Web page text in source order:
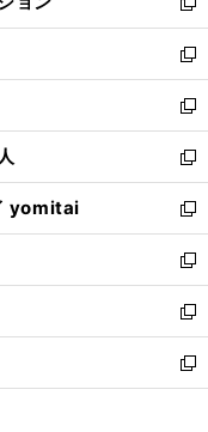
開
く
ウ
で
開
く
ィ
ン
ド
ウ
で
開
く
新
し
い
ウ
ィ
ン
ド
ウ
で
開
く
新
し
い
ウ
ィ
ン
ド
ウ
で
開
く
新
し
い
ウ
ィ
ン
ド
ウ
で
開
く
新
し
い
ウ
ィ
ン
ド
ウ
で
開
yomitai
新
し
い
ウ
ィ
ン
ド
ウ
新
し
い
ウ
ィ
ン
新
し
い
ウ
新
し